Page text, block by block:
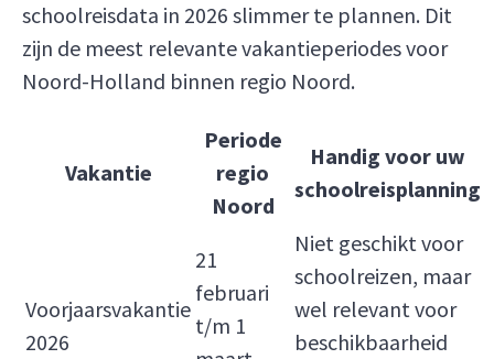
schoolreisdata in 2026 slimmer te plannen. Dit
zijn de meest relevante vakantieperiodes voor
Noord-Holland binnen regio Noord.
Vakantie
Periode
regio
Noord
Handig voor uw
schoolreisplanning
Voorjaarsvakantie
2026
21
februari
t/m 1
Niet geschikt voor
schoolreizen, maar
wel relevant voor
beschikbaarheid